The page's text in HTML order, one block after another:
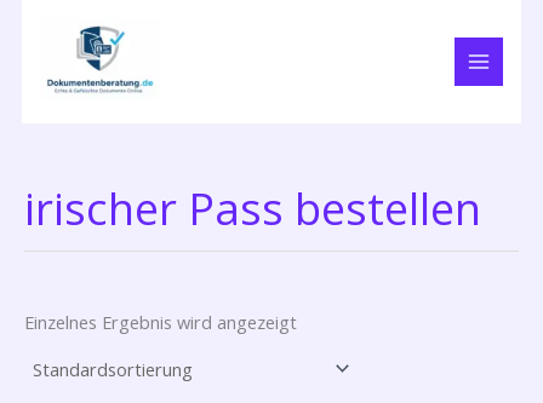
irischer Pass bestellen
Einzelnes Ergebnis wird angezeigt